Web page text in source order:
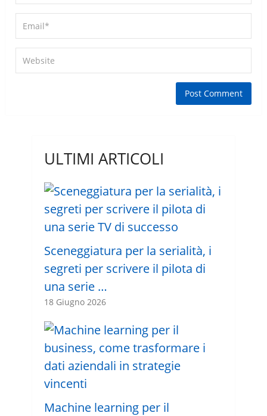
ULTIMI ARTICOLI
Sceneggiatura per la serialità, i
segreti per scrivere il pilota di
una serie …
18 Giugno 2026
Machine learning per il